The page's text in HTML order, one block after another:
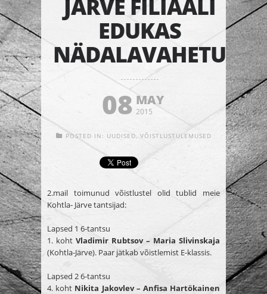
JÄRVE FILIAALI
EDUKAS
NÄDALAVAHETUS
08 MAY
2015
POSTED IN: UUDISED, VÕISTLUSTULEMUSED
2.mail toimunud võistlustel olid tublid meie
Kohtla- Järve tantsijad:
Lapsed 1 6-tantsu
1. koht Vladimir Rubtsov – Maria Slivinskaja
(Kohtla-Järve). Paar jätkab võistlemist E-klassis.
Lapsed 2 6-tantsu
4. koht Nikita Jakovlev – Anfisa Hartökainen